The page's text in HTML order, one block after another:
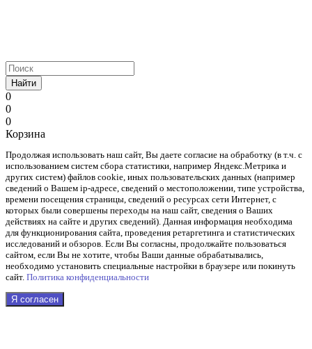
Найти
0
0
0
Корзина
Продолжая использовать наш cайт, Вы даете согласие на обработку (в т.ч. с
использованием систем сбора статистики, например Яндекс.Метрика и
других систем) файлов cookie, иных пользовательских данных (например
сведений о Вашем ip-адресе, сведений о местоположении, типе устройства,
времени посещения страницы, сведений о ресурсах сети Интернет, с
которых были совершены переходы на наш сайт, сведения о Ваших
действиях на сайте и других сведений). Данная информация необходима
для функционирования сайта, проведения ретаргетинга и статистических
исследований и обзоров. Если Вы согласны, продолжайте пользоваться
сайтом, если Вы не хотите, чтобы Ваши данные обрабатывались,
необходимо установить специальные настройки в браузере или покинуть
сайт. Политика конфиденциальности
Я согласен